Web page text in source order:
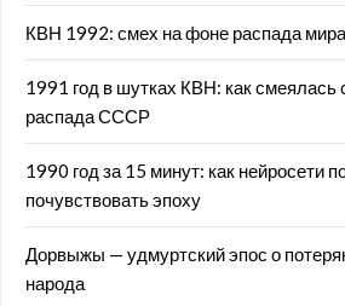
КВН 1992: смех на фоне распада мира
1991 год в шутках КВН: как смеялась
распада СССР
1990 год за 15 минут: как нейросети
почувствовать эпоху
Дорвыжы — удмуртский эпос о
народа